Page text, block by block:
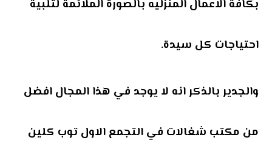
بكافة الاعمال المنزليه بالصورة الملائمة لتلبية
احتياجات كل سيدة.
والجدير بالذكر انه لا يوجد في هذا المجال افضل
من مكتب شغالات في التجمع الاول توب كلين